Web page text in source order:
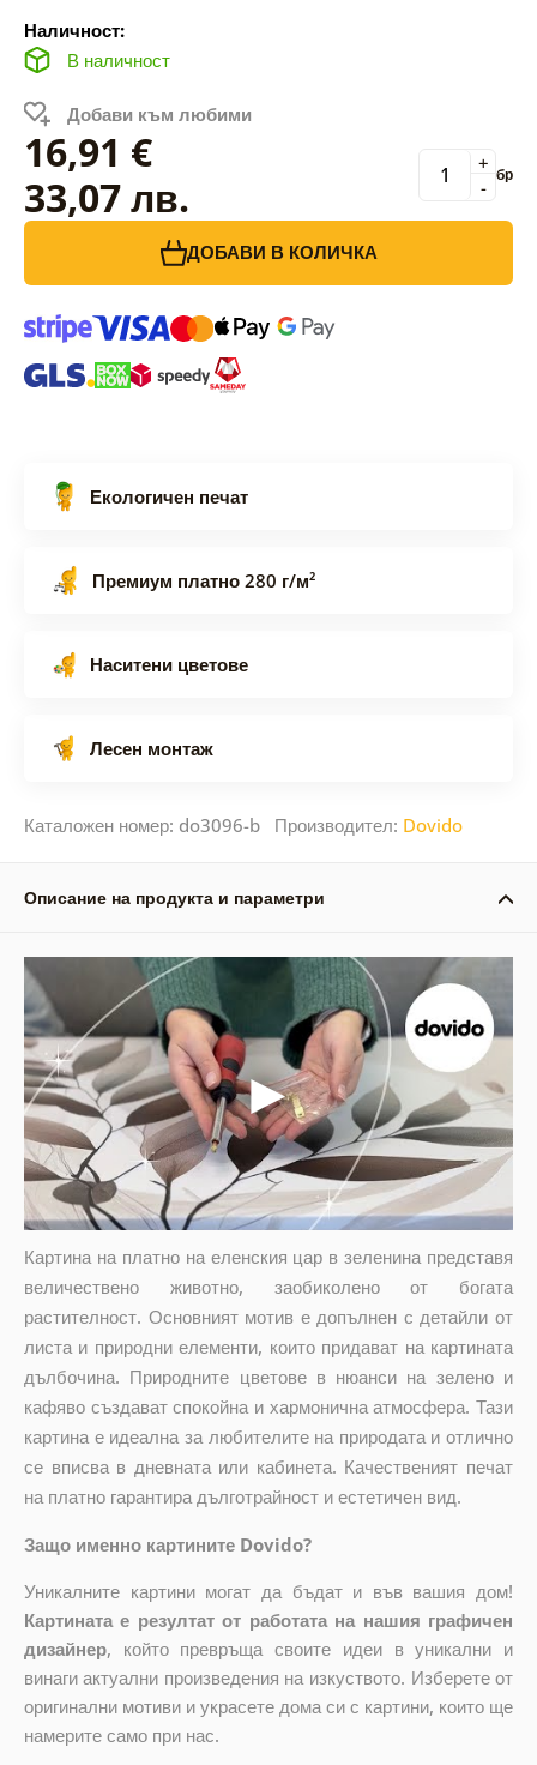
Наличност:
В наличност
Добави към любими
16,91 €
33,07 лв.
-
+ бр
ДОБАВИ В КОЛИЧКА
Екологичен печат
Премиум платно 280 г/м²
Наситени цветове
Лесен монтаж
Каталожен номер: do3096-b Производител: Dovido
Описание на продукта и параметри
Картина на платно на еленския цар в зеленина представя
величествено животно, заобиколено от богата
растителност. Основният мотив е допълнен с детайли от
листа и природни елементи, които придават на картината
дълбочина. Природните цветове в нюанси на зелено и
кафяво създават спокойна и хармонична атмосфера. Тази
картина е идеална за любителите на природата и отлично
се вписва в дневната или кабинета. Качественият печат
на платно гарантира дълготрайност и естетичен вид.
Защо именно картините Dovido?
Уникалните картини могат да бъдат и във вашия дом!
Картината е резултат от работата на нашия графичен
дизайнер, койтопревръща своите идеи в уникални и
винаги актуални произведения на изкуството. Изберете от
оригинални мотиви и украсете дома си с картини, които ще
намерите само при нас.